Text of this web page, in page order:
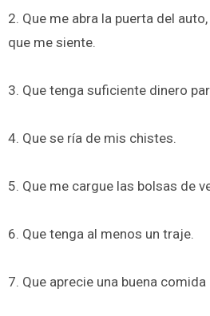
2. Que me abra la puerta del
que me siente.
3. Que tenga suficiente dinero
4. Que se ría de mis chistes.
5. Que me cargue las bolsas de
6. Que tenga al menos un traje.
7. Que aprecie una buena comida